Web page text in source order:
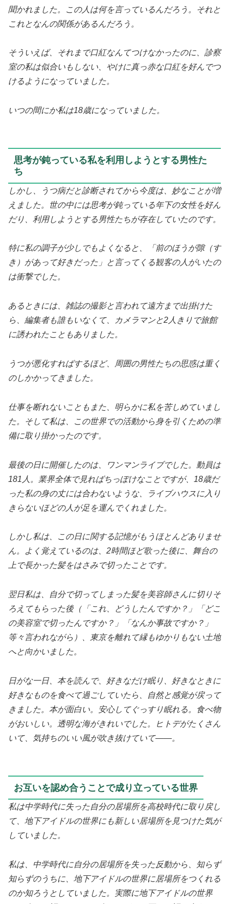
聞かれました。この人は何を言っているんだろう。それと
これとなんの関係があるんだろう。
そういえば、それまで口紅なんてつけなかったのに、診察
室の私は似合いもしない、やけに真っ赤な口紅を好んでつ
けるようになっていました。
いつの間にか私は18歳になっていました。
思考が鈍っている私を利用しようとする男性た
ち
しかし、うつ病だと診断されてから今度は、妙なことが増
えました。世の中には思考が鈍っている年下の女性を好ん
だり、利用しようとする男性たちが存在していたのです。
特に私の調子が少しでもよくなると、「前のほうが隙（す
き）があって好きだった」と言ってくる観客の人がいたの
は衝撃でした。
あるときには、雑誌の撮影と言われて遠方まで出掛けた
ら、編集者も誰もいなくて、カメラマンと2人きりで旅館
に誘われたこともありました。
うつが悪化すればするほど、周囲の男性たちの思惑は重く
のしかかってきました。
仕事を断れないこともまた、明らかに私を苦しめていまし
た。そして私は、この世界での活動から身を引くための準
備に取り掛かったのです。
最後の日に開催したのは、ワンマンライブでした。動員は
181人。業界全体で見ればちっぽけなことですが、18歳だ
った私の身の丈には合わないような、ライブハウスに入り
きらないほどの人が足を運んでくれました。
しかし私は、この日に関する記憶がもうほとんどありませ
ん。よく覚えているのは、2時間ほど歌った後に、舞台の
上で長かった髪をはさみで切ったことです。
翌日私は、自分で切ってしまった髪を美容師さんに切りそ
ろえてもらった後（「これ、どうしたんですか？」「どこ
の美容室で切ったんですか？」「なんか事故ですか？」
等々言われながら）、東京を離れて縁もゆかりもない土地
へと向かいました。
日がな一日、本を読んで、好きなだけ眠り、好きなときに
好きなものを食べて過ごしていたら、自然と感覚が戻って
きました。本が面白い。安心してぐっすり眠れる。食べ物
がおいしい。透明な海がきれいでした。ヒトデがたくさん
いて、気持ちのいい風が吹き抜けていて――。
お互いを認め合うことで成り立っている世界
私は中学時代に失った自分の居場所を高校時代に取り戻し
て、地下アイドルの世界にも新しい居場所を見つけた気が
していました。
私は、中学時代に自分の居場所を失った反動から、知らず
知らずのうちに、地下アイドルの世界に居場所をつくれる
のか知ろうとしていました。実際に地下アイドルの世界